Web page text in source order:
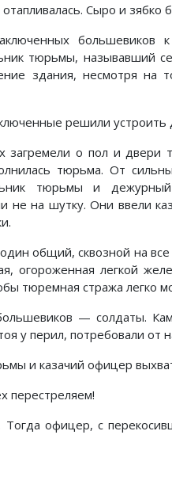
Сыро и зябко
тюрьмы, называвший
здания, несмотря
решили
загремели о пол и
тюрьма. От
тюрьмы и
не на шутку. Они ввели
общий, сквозной на
огороженная легкой
тюремная стража легко
— солдаты.
у перил, потребовали от
и казачий офицер
перестреляем!
офицер, с